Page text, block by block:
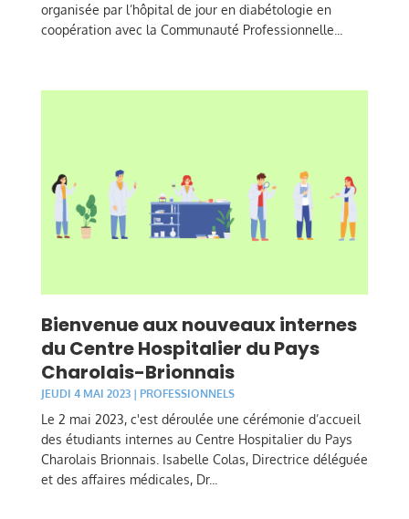
organisée par l’hôpital de jour en diabétologie en
coopération avec la Communauté Professionnelle...
Bienvenue aux nouveaux internes
du Centre Hospitalier du Pays
Charolais-Brionnais
JEUDI 4 MAI 2023| PROFESSIONNELS
Le 2 mai 2023, c'est déroulée une cérémonie d’accueil
des étudiants internes au Centre Hospitalier du Pays
Charolais Brionnais. Isabelle Colas, Directrice déléguée
et des affaires médicales, Dr...